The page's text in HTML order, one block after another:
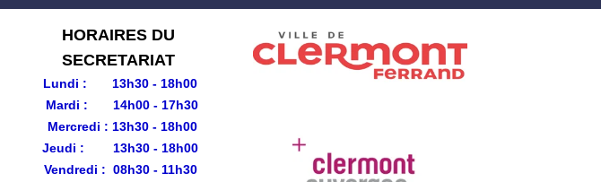
HORAIRES DU
SECRETARIAT
Lundi : 13h30 - 18h00
Mardi : 14h00 - 17h30
Mercredi : 13h30 - 18h00
Jeudi : 13h30 - 18h00
Vendredi : 08h30 - 11h30